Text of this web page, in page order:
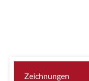
Zeichnungen